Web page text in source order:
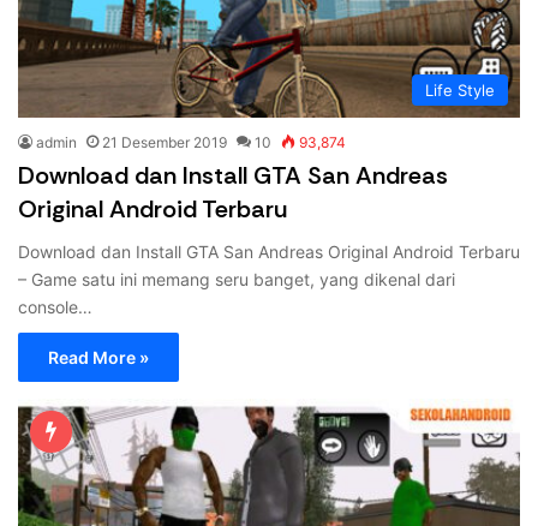
Life Style
admin 21 Desember 2019 10 93,874
Download dan Install GTA San Andreas
Original Android Terbaru
Download dan Install GTA San Andreas Original Android Terbaru
– Game satu ini memang seru banget, yang dikenal dari
console…
Read More »